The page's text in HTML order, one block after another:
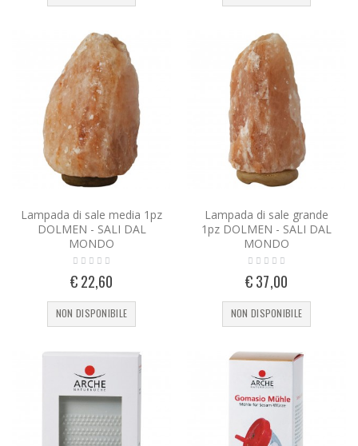
Lampada di sale media 1pz
DOLMEN - SALI DAL
MONDO
€ 22,60
NON DISPONIBILE
Lampada di sale grande
1pz DOLMEN - SALI DAL
MONDO
€ 37,00
NON DISPONIBILE